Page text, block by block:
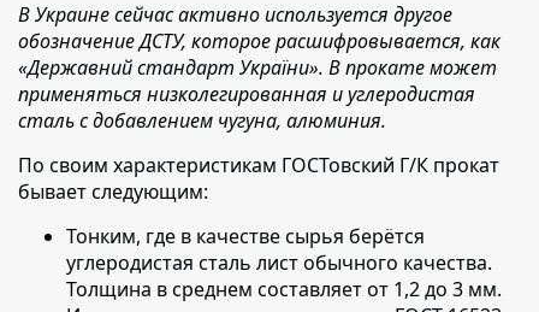
В Украине сейчас активно используется другое
обозначение ДСТУ, которое расшифровывается, как
«Державний стандарт України». В прокате может
применяться низколегированная и углеродистая
сталь с добавлением чугуна, алюминия.
По своим характеристикам ГОСТовский Г/К прокат
бывает следующим:
Тонким, где в качестве сырья берётся
углеродистая сталь лист обычного качества.
Толщина в среднем составляет от 1,2 до 3 мм.